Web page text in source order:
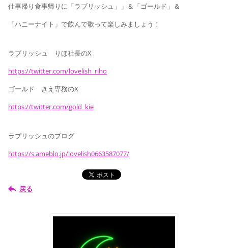
仕事帰り食事帰りに「ラブリッシュ」」＆「ゴールド」＆
「ハニーナイト」で飲んで歌って楽しみましょう！
ラブリッシュ りほ社長のX
https://twitter.com/lovelish_riho
ゴールド きえ専務のX
https://twitter.com/gold_kie
ラブリッシュのブログ
https://s.ameblo.jp/lovelish0663587077/
戻る